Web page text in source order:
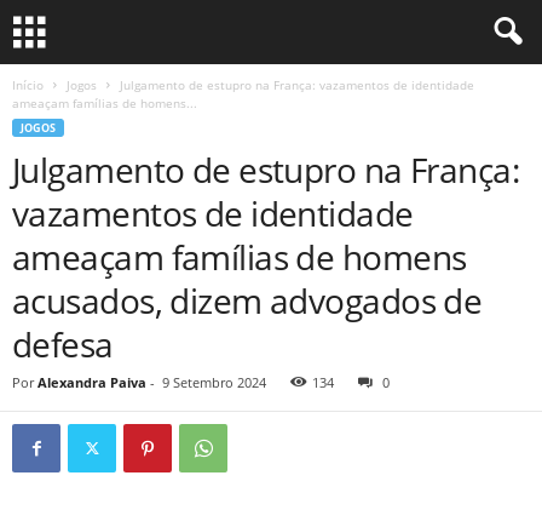
Início Jogos
Julgamento de estupro na França: vazamentos de identidade
ameaçam famílias de homens...
JOGOS
Julgamento de estupro na França:
vazamentos de identidade
ameaçam famílias de homens
acusados, dizem advogados de
defesa
Por Alexandra Paiva - 9 Setembro 2024 134 0